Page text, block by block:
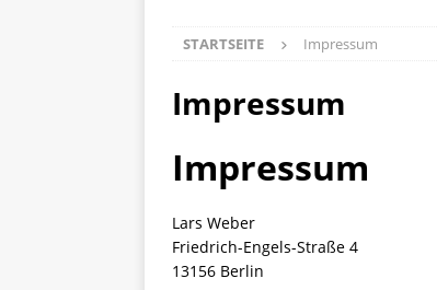
STARTSEITE Impressum
Impressum
Impressum
Lars Weber
Friedrich-Engels-Straße 4
13156 Berlin